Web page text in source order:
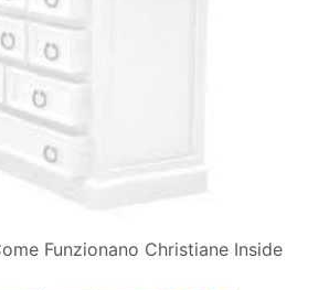
Funzionano Christiane Inside